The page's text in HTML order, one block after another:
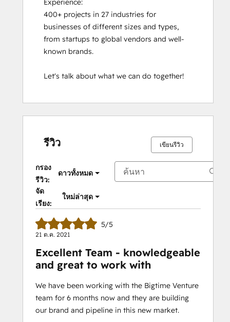
Experience:
400+ projects in 27 industries for
businesses of different sizes and types,
from startups to global vendors and well-
known brands.
Let's talk about what we can do together!
รีวิว เขียนรีวิว
กรอง
รีวิว:
ดาวทั้งหมด
จัด
เรียง:
ใหม่ล่าสุด
5/5
21 ต.ค. 2021
Excellent Team - knowledgeable
and great to work with
We have been working with the Bigtime Venture
team for 6 months now and they are building
our brand and pipeline in this new market.